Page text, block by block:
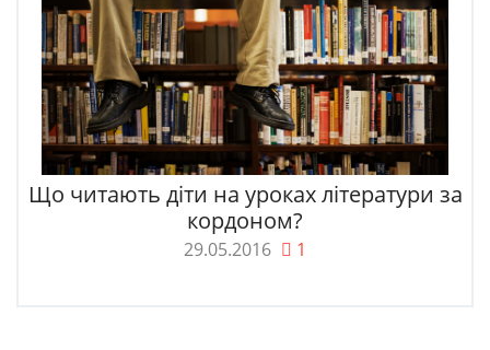
Що читають діти на уроках літератури за
кордоном?
29.05.2016 1